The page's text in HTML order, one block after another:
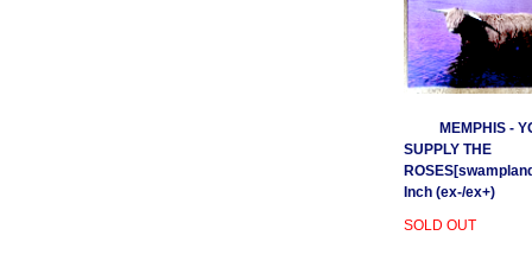
MEMPHIS -
SUPPLY THE
Inch (ex-/ex+)
SOLD OUT